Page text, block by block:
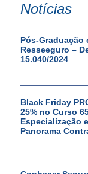
Notícias
Pós-Graduação
Resseeguro –
15.040/2024
Black Friday
25% no Curso
Especialização
Panorama